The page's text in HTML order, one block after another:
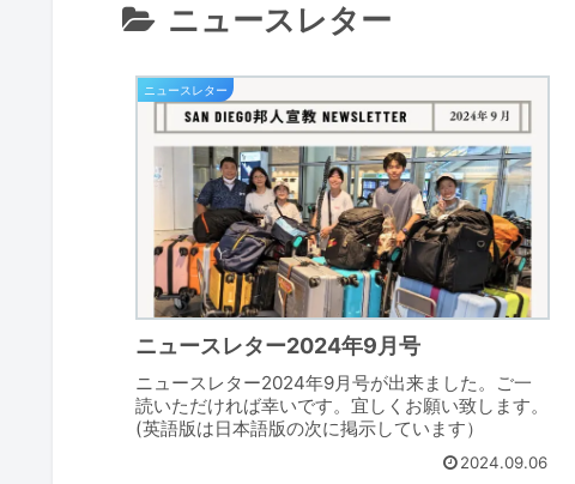
ニュースレター
ニュースレター
ニュースレター2024年9月号
ニュースレター2024年9月号が出来ました。ご一
読いただければ幸いです。宜しくお願い致します。
(英語版は日本語版の次に掲示しています）
2024.09.06